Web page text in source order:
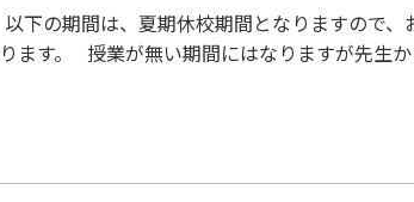
以下の期間は、夏期休校期間となりますので
ます。 授業が無い期間にはなりますが先生